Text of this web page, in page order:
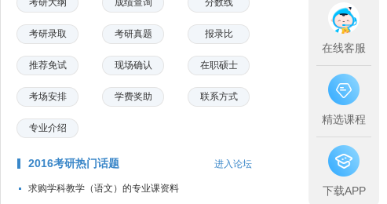
考研大纲 成绩查询 分数线
考研录取 考研真题 报录比
推荐免试 现场确认 在职硕士
考场安排 学费奖助 联系方式
专业介绍
2016考研热门话题 进入论坛
求购学科教学（语文）的专业课资料
在线客服
精选课程
下载APP